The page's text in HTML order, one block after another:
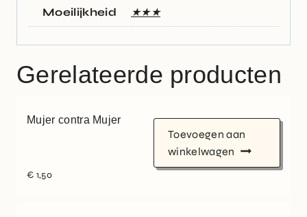
Moeilijkheid ★★★
Gerelateerde producten
Mujer contra Mujer
€ 1,50
Toevoegen aan
winkelwagen